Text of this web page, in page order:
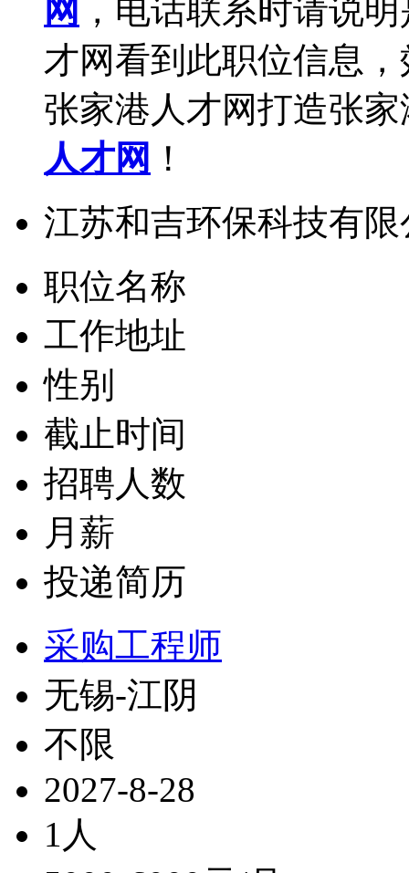
网 ，电话联系时请说
才网看到此职位信息
张家港人才网打造张
人才网 ！
江苏和吉环保科技有
职位名称
工作地址
性别
截止时间
招聘人数
月薪
投递简历
采购工程师
无锡-江阴
不限
2027-8-28
1人